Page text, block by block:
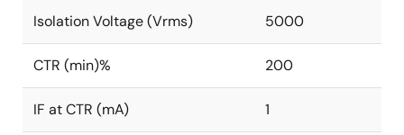
Isolation Voltage (Vrms) 5000
CTR (min)% 200
IF at CTR (mA) 1